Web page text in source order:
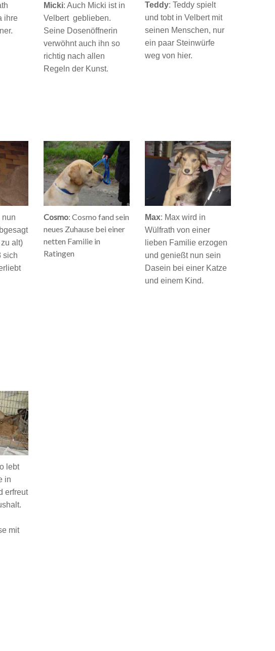
ihre
Micki: Auch Micki ist in
Velbert geblieben.
Seine Dosenöffnerin
verwöhnt auch ihn so
richtig nach allen
Regeln der Kunst.
Teddy: Teddy spielt
und tobt in Velbert mit
seinen Menschen, nur
ein paar Steinwürfe
weg von hier.
nun
alt)
sich
Cosmo: Cosmo fand sein
neues Zuhause bei einer
netten Familie in
Ratingen
Max: Max wird in
Wülfrath von einer
lieben Familie erzogen
und genießt nun sein
Dasein bei einer Katze
und einem Kind.
lebt
in
erfreut
mit